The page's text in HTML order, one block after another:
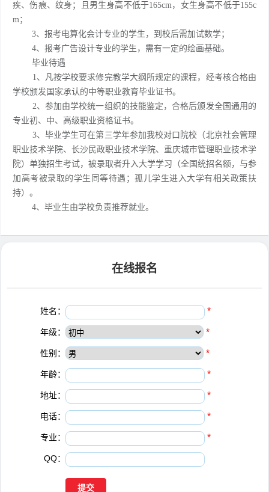
疾、伤痕、纹身；且男生身高不低于165cm，女生身高不低于155c
m；
3、报考电算化会计专业的学生，到校后需加试数学；
4、报考广告设计专业的学生，需有一定的绘画基础。
毕业待遇
1、凡按学校要求修完教学大纲所规定的课程，经考核合格由
学校颁发国家承认的中等职业教育毕业证书。
2、参加由学校统一组织的技能鉴定，合格后颁发全国通用的
专业初、中、高级职业资格证书。
3、毕业学生可在第三学年参加我校对口院校（北京社会管理
职业技术学院、长沙民政职业技术学院、重庆城市管理职业技术学
院）单独招生考试，被录取者升入大学学习（全国统招名额，与参
加高考被录取的学生同等待遇；孤儿学生进入大学有相关政策扶
持）。
4、毕业生由学校负责推荐就业。
在线报名
姓名： *
年级： *
性别： *
年龄： *
地址： *
电话： *
专业： *
QQ：